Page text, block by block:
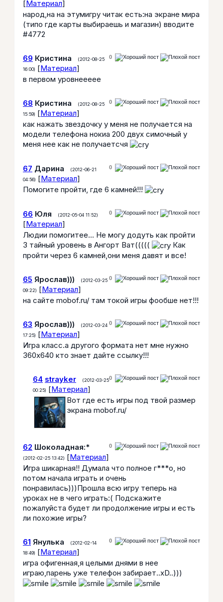
[Материал]
народ,на на этумигру читак есть:на экране мира
(типо где карты выбираешь и магазин) вводите
#4772
0
69 Кристина
(2012-08-25
16:00) [Материал]
в первом уровнеееее
0
68 Кристина
(2012-08-25
15:59) [Материал]
как нажать звездочку у меня не получается на
модели телефона нокиа 200 двух симочный у
меня нее как не получаетсчя
0
67 Дарина
(2012-06-21
04:56) [Материал]
Помогите пройти, где 6 камней!!!
0
66 Юля (2012-05-04 11:52)
[Материал]
Людии помогитее... Не могу додуть как пройти
3 тайный уровень в Ангорт Ват(((((
Как
пройти через 6 камней,они меня давят и все!
0
65 Ярослав)))
(2012-03-25
09:22) [Материал]
на сайте mobof.ru/ там токой игры фообше нет!!!
0
63 Ярослав)))
(2012-03-24
17:25) [Материал]
Игра класс.а другого формата нет мне нужно
360х640 кто знает дайте ссылку!!!
0
64 strayker
(2012-03-25
00:25) [Материал]
Вот где есть игры под твой размер
экрана mobof.ru/
0
62 Шоколадная:*
(2012-02-25 13:42) [Материал]
Игра шикарная!! Думала что полное г***о, но
потом начала играть и очень
понравилась)))Прошла всю игру теперь на
уроках не в чего играть:( Подскажите
пожалуйста будет ли продолжение игры и есть
ли похожие игры?
0
61 Янулька
(2012-02-14
18:49) [Материал]
игра офигенная,я целыми днями в нее
играю,парень уже телефон забирает..хD..)))